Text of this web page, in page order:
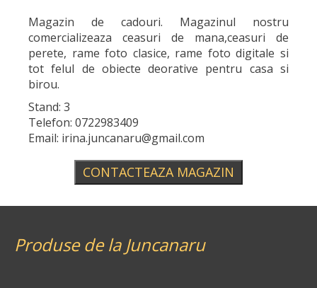
Magazin de cadouri. Magazinul nostru
comercializeaza ceasuri de mana,ceasuri de
perete, rame foto clasice, rame foto digitale si
tot felul de obiecte deorative pentru casa si
birou.
Stand: 3
Telefon: 0722983409
Email: irina.juncanaru@gmail.com
CONTACTEAZA MAGAZIN
Produse de la Juncanaru